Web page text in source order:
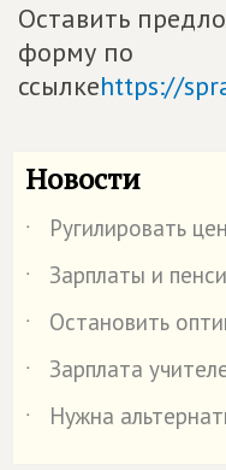
Оставить
форму по
ссылкеhttps://
Новости
˙
Ругилировать
˙
Зарплаты и
˙
Остановить
˙
Зарплата
˙
Нужна